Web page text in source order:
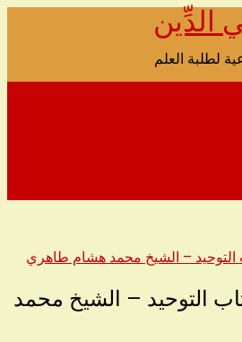
الدِّين
لطلبة العلم
– الشيخ محمد هشام طاهري
التوحيد – الشيخ محمد